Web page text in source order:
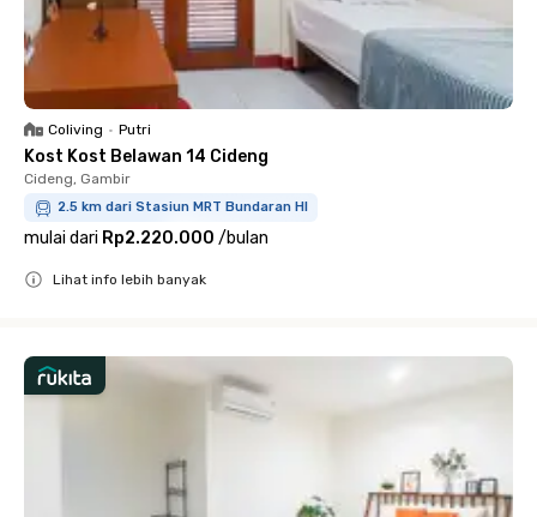
Coliving • Putri
Kost Kost Belawan 14 Cideng
Cideng, Gambir
2.5 km dari Stasiun MRT Bundaran HI
mulai dari Rp2.220.000 /bulan
Lihat info lebih banyak